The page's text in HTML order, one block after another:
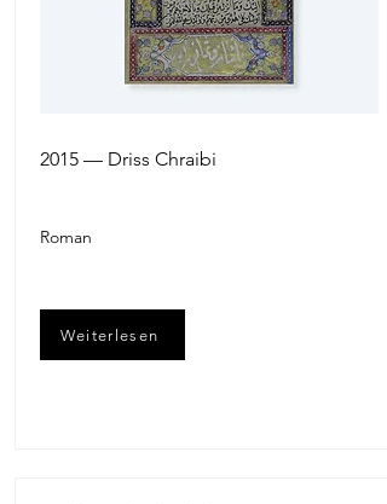
2015 — Driss Chraibi
Roman
Weiterlesen